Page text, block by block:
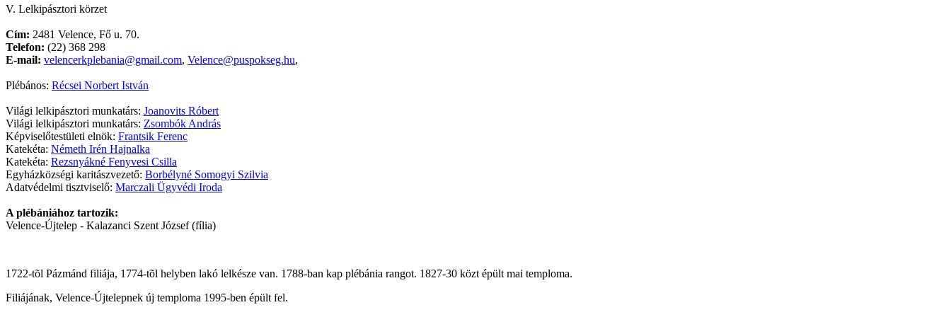
V. Lelkipásztori körzet
Cím: 2481 Velence, Fő u. 70.
Telefon: (22) 368 298
E-mail: velencerkplebania@gmail.com, Velence@puspokseg.hu,
Plébános: Récsei Norbert István
Világi lelkipásztori munkatárs: Joanovits Róbert
Világi lelkipásztori munkatárs: Zsombók András
Képviselőtestületi elnök: Frantsik Ferenc
Katekéta: Németh Irén Hajnalka
Katekéta: Rezsnyákné Fenyvesi Csilla
Egyházközségi karitászvezető: Borbélyné Somogyi Szilvia
Adatvédelmi tisztviselő: Marczali Ügyvédi Iroda
A plébániához tartozik:
Velence-Újtelep - Kalazanci Szent József (fília)
1722-tõl Pázmánd filiája, 1774-tõl helyben lakó lelkésze van. 1788-ban kap plébánia rangot. 1827-30 közt épült mai temploma.
Filiájának, Velence-Újtelepnek új temploma 1995-ben épült fel.